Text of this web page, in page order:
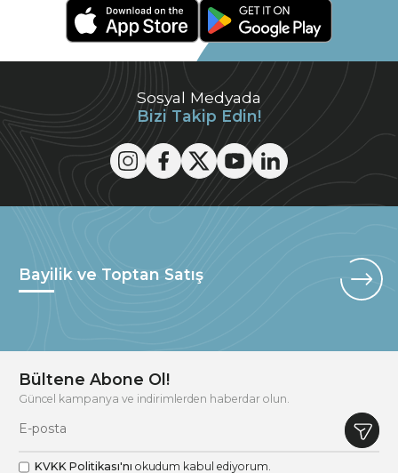
Sosyal Medyada
Bizi Takip Edin!
Bayilik ve Toptan Satış
Bültene Abone Ol!
Güncel kampanya ve indirimlerden haberdar olun.
KVKK Politikası'nı okudum kabul ediyorum.